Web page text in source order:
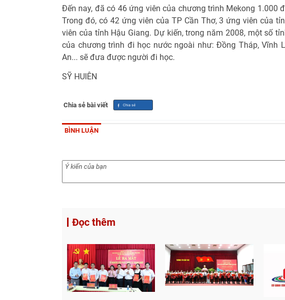
Đến nay, đã có 46 ứng viên của chương trình Mekong 1.000
Trong đó, có 42 ứng viên của TP Cần Thơ, 3 ứng viên của
viên của tỉnh Hậu Giang. Dự kiến, trong năm 2008, một số
của chương trình đi học nước ngoài như: Đồng Tháp, Vĩnh
An... sẽ đưa được người đi học.
SỸ HUIÊN
Chia sẻ bài viết
BÌNH LUẬN
Đọc thêm